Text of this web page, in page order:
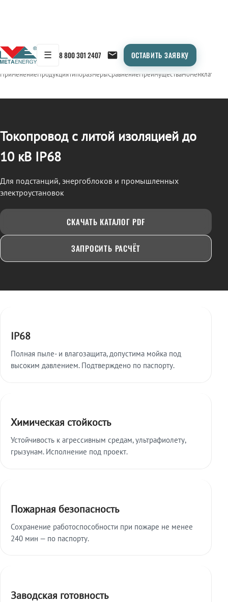
☰ 8 800 301 2407 ОСТАВИТЬ ЗАЯВКУ
← Продукция/ТОКОПРОВОД
ПрименениеПродукцияТипоразмерыСравнениеПреимуществаНоменклатура
Токопровод с литой изоляцией до
10 кВ IP68
Для подстанций, энергоблоков и промышленных
электроустановок
СКАЧАТЬ КАТАЛОГ PDF
ЗАПРОСИТЬ РАСЧЁТ
IP68
Полная пыле- и влагозащита, допустима мойка под
высоким давлением. Подтверждено по паспорту.
Химическая стойкость
Устойчивость к агрессивным средам, ультрафиолету,
грызунам. Исполнение под проект.
Пожарная безопасность
Сохранение работоспособности при пожаре не менее
240 мин — по паспорту.
Заводская готовность